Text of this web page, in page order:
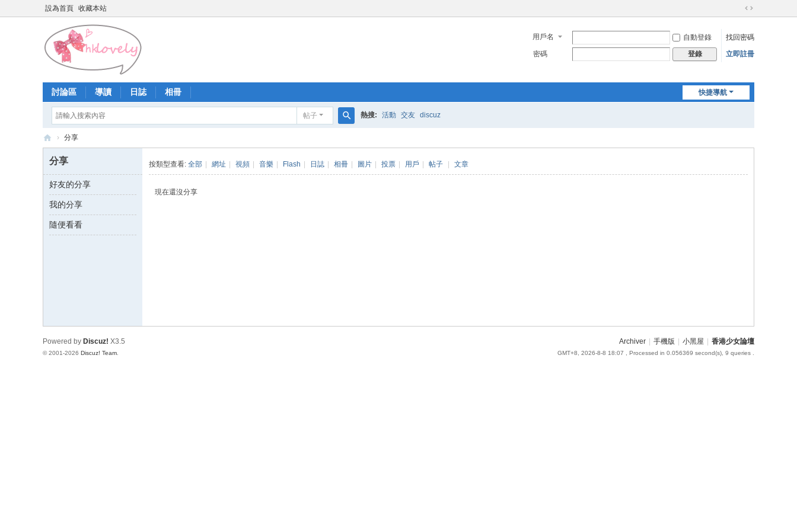
設為首頁 收藏本站
切
到
寬
用戶名 自動登錄
找回密碼
密碼
登錄 立即註冊
快捷導航
討論區 導讀 日誌 相冊
帖子
索
熱搜: 活動 交友 discuz
少
女
論
› 分享
分享
好友的分享
我的分享
隨便看看
按類型查看: 全部 網址 視頻 音樂 Flash 日誌 相冊 圖片 投票 用戶 帖子 文章
現在還沒分享
Archiver 手機版 小黑屋 香港少女論壇
GMT+8, 2026-8-8 18:07 , Processed in 0.056369 second(s), 9 queries .
Powered by Discuz! X3.5
© 2001-2026 Discuz! Team